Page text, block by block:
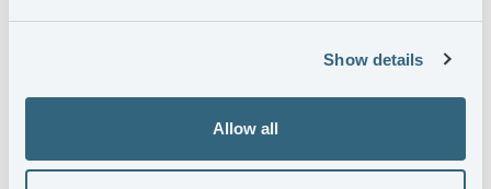
Show details
Allow all